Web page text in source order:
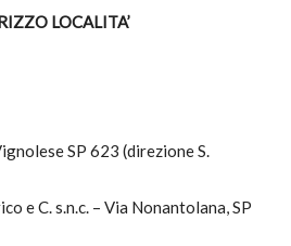
LOCALITA’
SP 623 (direzione S.
e C. s.n.c. – Via Nonantolana, SP